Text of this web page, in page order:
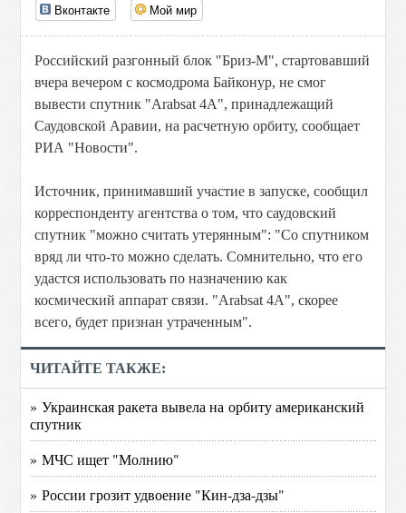
Вконтакте Мой мир
Российский разгонный блок "Бриз-М", стартовавший
вчера вечером с космодрома Байконур, не смог
вывести спутник "Arabsat 4А", принадлежащий
Саудовской Аравии, на расчетную орбиту, сообщает
РИА "Новости".
Источник, принимавший участие в запуске, сообщил
корреспонденту агентства о том, что саудовский
спутник "можно считать утерянным": "Со спутником
вряд ли что-то можно сделать. Сомнительно, что его
удастся использовать по назначению как
космический аппарат связи. "Arabsat 4A", скорее
всего, будет признан утраченным".
ЧИТАЙТЕ ТАКЖЕ:
» Украинская ракета вывела на орбиту американский
спутник
» МЧС ищет "Молнию"
» России грозит удвоение "Кин-дза-дзы"